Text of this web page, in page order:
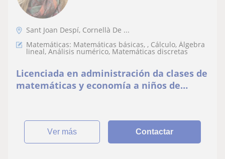
Sant Joan Despí, Cornellà De ...
Matemáticas: Matemáticas básicas, , Cálculo, Álgebra
lineal, Análisis numérico, Matemáticas discretas
Licenciada en administración da clases de
matemáticas y economía a niños de
ver más Contactar